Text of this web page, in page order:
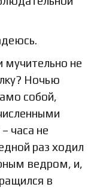
мучительно не
Ночью
собой,
часа не
раз ходил
ведром, и,
в